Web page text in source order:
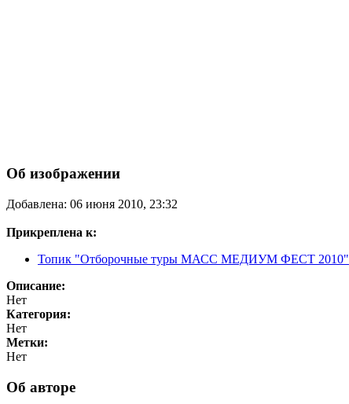
Об изображении
Добавлена: 06 июня 2010, 23:32
Прикреплена к:
Топик "Отборочные туры МАСС МЕДИУМ ФЕСТ 2010"
Описание:
Нет
Категория:
Нет
Метки:
Нет
Об авторе